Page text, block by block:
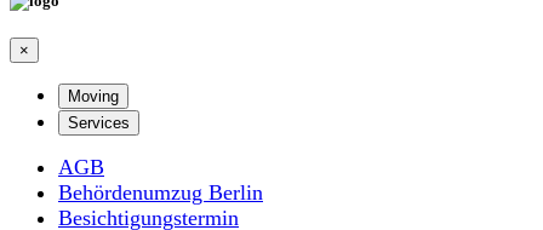
×
Moving
Services
AGB
Behördenumzug Berlin
Besichtigungstermin